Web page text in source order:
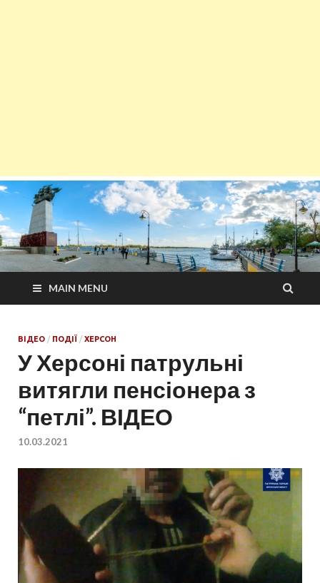
MAIN MENU
ВІДЕО / ПОДІЇ / ХЕРСОН
У Херсоні патрульні
витягли пенсіонера з
“петлі”. ВІДЕО
10.03.2021